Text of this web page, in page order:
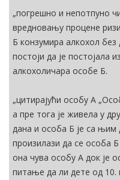
„погрешно и непотпуно
вредновању процене
Б конзумира алкохол
постоји да је постојала
алкохоличара особе Б.
„цитирајући особу А
а пре тога је живела у
дана и особа Б је са њим
произилази да се особа
она чува особу А док је
питање да ли дете од